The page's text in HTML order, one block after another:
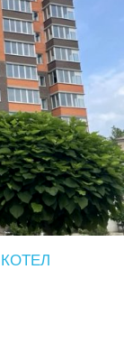
КОТЕЛ